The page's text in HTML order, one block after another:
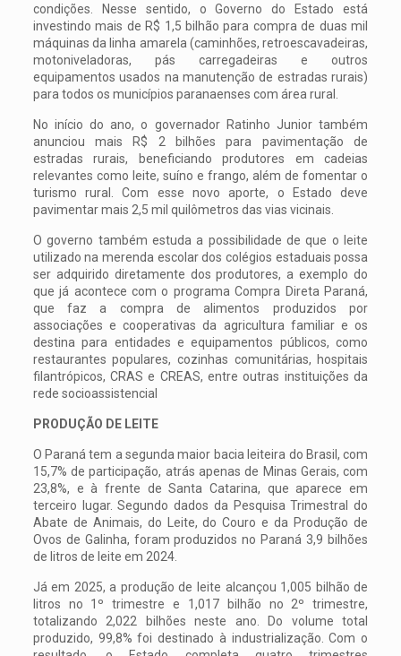
condições. Nesse sentido, o Governo do Estado está
investindo mais de R$ 1,5 bilhão para compra de duas mil
máquinas da linha amarela (caminhões, retroescavadeiras,
motoniveladoras, pás carregadeiras e outros
equipamentos usados na manutenção de estradas rurais)
para todos os municípios paranaenses com área rural.
No início do ano, o governador Ratinho Junior também
anunciou mais R$ 2 bilhões para pavimentação de
estradas rurais, beneficiando produtores em cadeias
relevantes como leite, suíno e frango, além de fomentar o
turismo rural. Com esse novo aporte, o Estado deve
pavimentar mais 2,5 mil quilômetros das vias vicinais.
O governo também estuda a possibilidade de que o leite
utilizado na merenda escolar dos colégios estaduais possa
ser adquirido diretamente dos produtores, a exemplo do
que já acontece com o programa Compra Direta Paraná,
que faz a compra de alimentos produzidos por
associações e cooperativas da agricultura familiar e os
destina para entidades e equipamentos públicos, como
restaurantes populares, cozinhas comunitárias, hospitais
filantrópicos, CRAS e CREAS, entre outras instituições da
rede socioassistencial
PRODUÇÃO DE LEITE
O Paraná tem a segunda maior bacia leiteira do Brasil, com
15,7% de participação, atrás apenas de Minas Gerais, com
23,8%, e à frente de Santa Catarina, que aparece em
terceiro lugar. Segundo dados da Pesquisa Trimestral do
Abate de Animais, do Leite, do Couro e da Produção de
Ovos de Galinha, foram produzidos no Paraná 3,9 bilhões
de litros de leite em 2024.
Já em 2025, a produção de leite alcançou 1,005 bilhão de
litros no 1º trimestre e 1,017 bilhão no 2º trimestre,
totalizando 2,022 bilhões neste ano. Do volume total
produzido, 99,8% foi destinado à industrialização. Com o